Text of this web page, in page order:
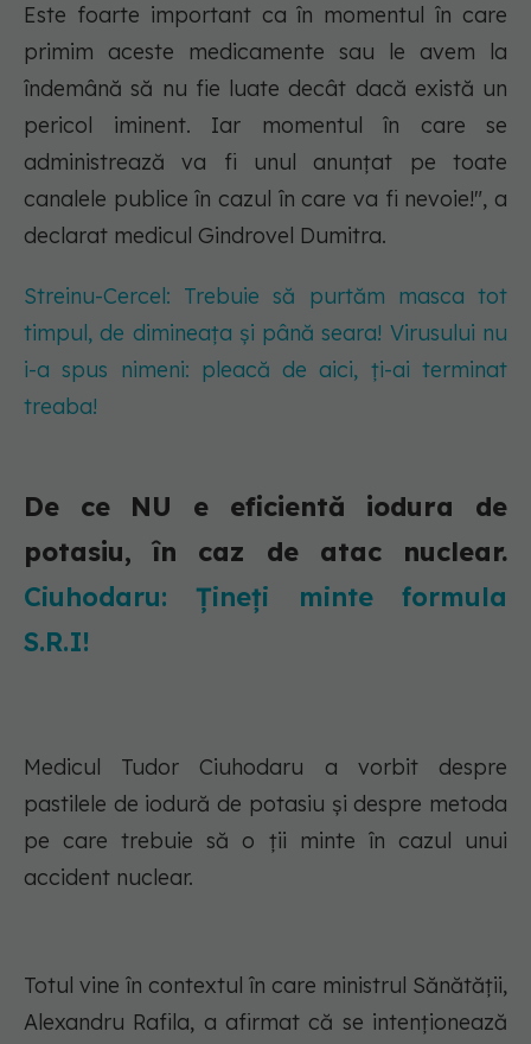
Este foarte important ca în momentul în care
primim aceste medicamente sau le avem la
îndemână să nu fie luate decât dacă există un
pericol iminent. Iar momentul în care se
administrează va fi unul anunţat pe toate
canalele publice în cazul în care va fi nevoie!", a
declarat medicul Gindrovel Dumitra.
Streinu-Cercel: Trebuie să purtăm masca tot
timpul, de dimineaţa şi până seara! Virusului nu
i-a spus nimeni: pleacă de aici, ţi-ai terminat
treaba!
De ce NU e eficientă iodura de
potasiu, în caz de atac nuclear.
Ciuhodaru: Țineți minte formula
S.R.I!
Medicul Tudor Ciuhodaru a vorbit despre
pastilele de iodură de potasiu și despre metoda
pe care trebuie să o ții minte în cazul unui
accident nuclear.
Totul vine în contextul în care ministrul Sănătăţii,
Alexandru Rafila, a afirmat că se intenţionează